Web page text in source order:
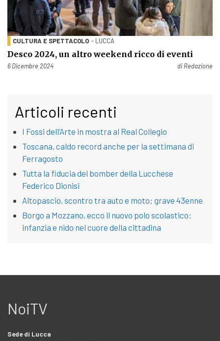
CULTURA E SPETTACOLO - LUCCA
Desco 2024, un altro weekend ricco di eventi
Pubblicato il
6 Dicembre 2024 di Redazione
Articoli recenti
I Fossi dell’Arte in mostra al Real Collegio
Toscana, caldo record anche per la settimana di
Ferragosto
Tutta la fiducia del bomber della Lucchese
Federico Dionisi
Altopascio, scontro tra auto e moto; grave 43enne
Borgo a Mozzano, ecco il nuovo polo scolastico:
infanzia e nido nel cuore della cittadina
NoiTV
Sede di Lucca